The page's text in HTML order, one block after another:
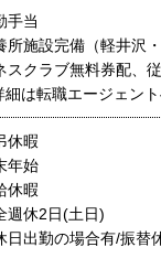
手当
所施設完備（軽井沢
スクラブ無料券配、
は転職エージェント
休暇
年始
休暇
週休2日(土日)
日出勤の場合有/振替